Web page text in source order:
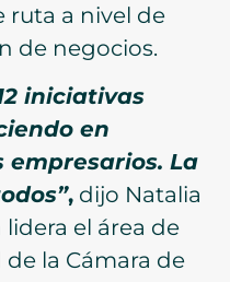
ruta a nivel de
de negocios.
iniciativas
en
La
, dijo Natalia
el área de
la Cámara de